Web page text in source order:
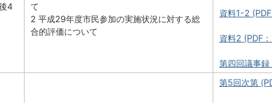
4
て
2 平成29年度市民参加の実施状況に対する総
合的評価について
資料1-2
資料2 (PDF
第四回議事
第5回次第